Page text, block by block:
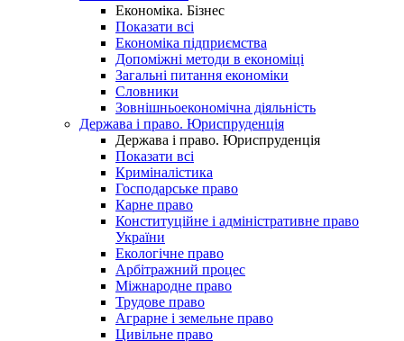
Економіка. Бізнес
Показати всі
Економіка підприємства
Допоміжні методи в економіці
Загальні питання економіки
Словники
Зовнішньоекономічна діяльність
Держава і право. Юриспруденція
Держава і право. Юриспруденція
Показати всі
Криміналістика
Господарське право
Карне право
Конституційне і адміністративне право
України
Екологічне право
Арбітражний процес
Міжнародне право
Трудове право
Аграрне і земельне право
Цивільне право